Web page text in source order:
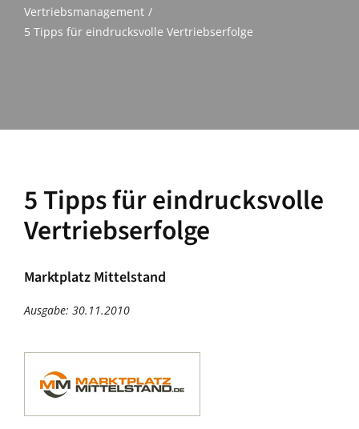
Vertriebsmanagement
5 Tipps für eindrucksvolle Vertriebserfolge
5 Tipps für eindrucksvolle
Vertriebserfolge
Marktplatz Mittelstand
Ausgabe: 30.11.2010